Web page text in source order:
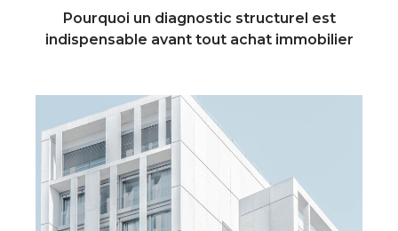
Pourquoi un diagnostic structurel est
indispensable avant tout achat immobilier